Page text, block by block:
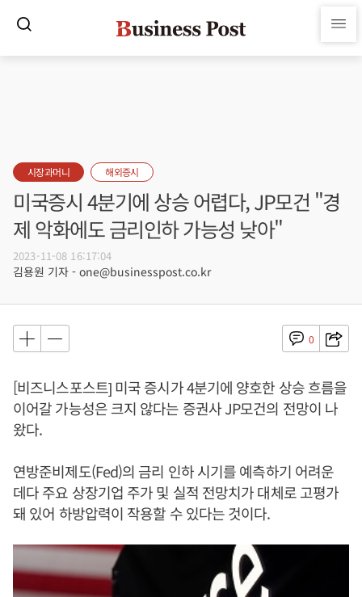
시장과머니 해외증시
미국증시 4분기에 상승 어렵다, JP모건 "경
제 악화에도 금리인하 가능성 낮아"
2023-11-08 16:17:04
김용원 기자 - one@businesspost.co.kr
0
[비즈니스포스트] 미국 증시가 4분기에 양호한 상승 흐름을
이어갈 가능성은 크지 않다는 증권사 JP모건의 전망이 나
왔다.
연방준비제도(Fed)의 금리 인하 시기를 예측하기 어려운
데다 주요 상장기업 주가 및 실적 전망치가 대체로 고평가
돼 있어 하방압력이 작용할 수 있다는 것이다.